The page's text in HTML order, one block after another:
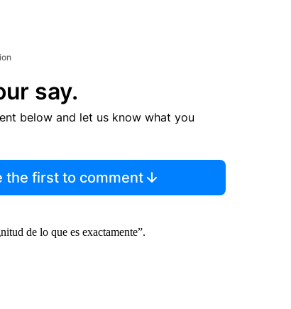
say.
below and let us know what you
the first to comment
de lo que es exactamente”.